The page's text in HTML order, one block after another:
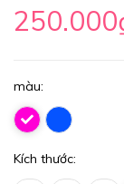
màu:
Kích thước: